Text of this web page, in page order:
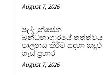
August 7, 2026
පල්ලන්සේන
බන්ධනාගාරයේ තත්ත්වය
පාලනය කිරීම සඳහා කඳුළු
ගෑස් ප්‍රහාර
August 7, 2026